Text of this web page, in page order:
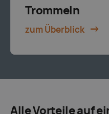
Trommeln
zum Überblick
Alle Vorteile auf